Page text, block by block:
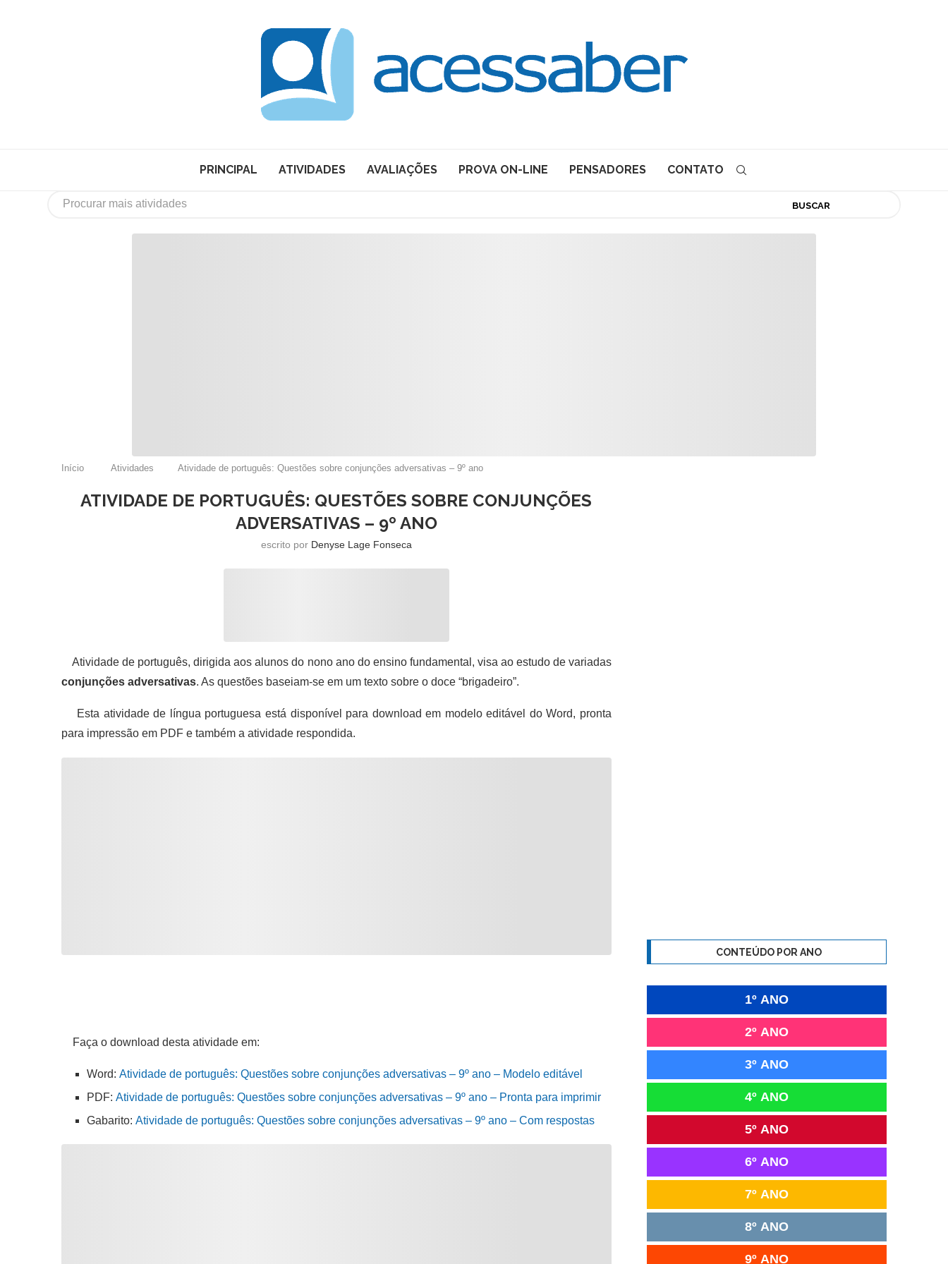
PRINCIPAL ATIVIDADES AVALIAÇÕES PROVA ON-LINE PENSADORES CONTATO
BUSCAR
Início Atividades Atividade de português: Questões sobre conjunções adversativas – 9º ano
ATIVIDADE DE PORTUGUÊS: QUESTÕES SOBRE CONJUNÇÕES
ADVERSATIVAS – 9º ANO
escrito por Denyse Lage Fonseca
Atividade de português, dirigida aos alunos do nono ano do ensino fundamental, visa ao estudo de variadas
conjunções adversativas. As questões baseiam-se em um texto sobre o doce “brigadeiro”.
Esta atividade de língua portuguesa está disponível para download em modelo editável do Word, pronta
para impressão em PDF e também a atividade respondida.
Faça o download desta atividade em:
Word: Atividade de português: Questões sobre conjunções adversativas – 9º ano – Modelo editável
PDF: Atividade de português: Questões sobre conjunções adversativas – 9º ano – Pronta para imprimir
Gabarito: Atividade de português: Questões sobre conjunções adversativas – 9º ano – Com respostas
CONTEÚDO POR ANO
1º ANO
2º ANO
3º ANO
4º ANO
5º ANO
6º ANO
7º ANO
8º ANO
9º ANO